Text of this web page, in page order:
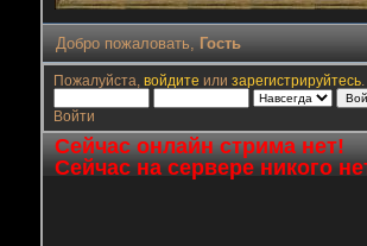
Добро пожаловать, Гость
Пожалуйста, войдите или зарегистрируйтесь.
Войти
Сейчас онлайн стрима нет!
Сейчас на сервере никого